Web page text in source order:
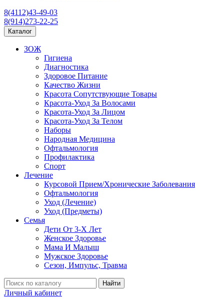
8(4112)43-49-03
8(914)273-22-25
Каталог
ЗОЖ
Гигиена
Диагностика
Здоровое Питание
Качество Жизни
Красота Сопутствующие Товары
Красота-Уход За Волосами
Красота-Уход За Лицом
Красота-Уход За Телом
Наборы
Народная Медицина
Офтальмология
Профилактика
Спорт
Лечение
Курсовой Прием/Хронические Заболевания
Офтальмология
Уход (Лечение)
Уход (Предметы)
Семья
Дети От 3-Х Лет
Женское Здоровье
Мама И Малыш
Мужское Здоровье
Сезон, Импульс, Травма
Найти
Личный кабинет